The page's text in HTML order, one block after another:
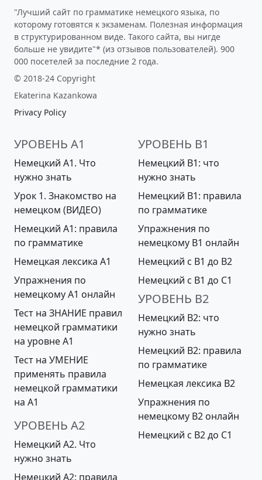
"Лучший сайт по грамматике немецкого языка, по
которому готовятся к экзаменам. Полезная информация
в структурированном виде. Такого сайта, вы нигде
больше не увидите"* (из отзывов пользователей). 900
000 посетелей за последние 2 года.
© 2018-24 Copyright
Ekaterina Kazankowa
Privacy Policy
УРОВЕНЬ A1
Немецкий А1. Что
нужно знать
Урок 1. Знакомство на
немецком (ВИДЕО)
Немецкий А1: правила
по грамматике
Немецкая лексика A1
Упражнения по
немецкому A1 онлайн
Тест на ЗНАНИЕ правил
немецкой грамматики
на уровне А1
Тест на УМЕНИЕ
применять правила
немецкой грамматики
на А1
УРОВЕНЬ A2
Немецкий А2. Что
нужно знать
Немецкий А2: правила
УРОВЕНЬ B1
Немецкий B1: что
нужно знать
Немецкий B1: правила
по грамматике
Упражнения по
немецкому B1 онлайн
Немецкий с B1 до B2
Немецкий с B1 до С1
УРОВЕНЬ B2
Немецкий B2: что
нужно знать
Немецкий B2: правила
по грамматике
Немецкая лексика B2
Упражнения по
немецкому B2 онлайн
Немецкий с B2 до С1